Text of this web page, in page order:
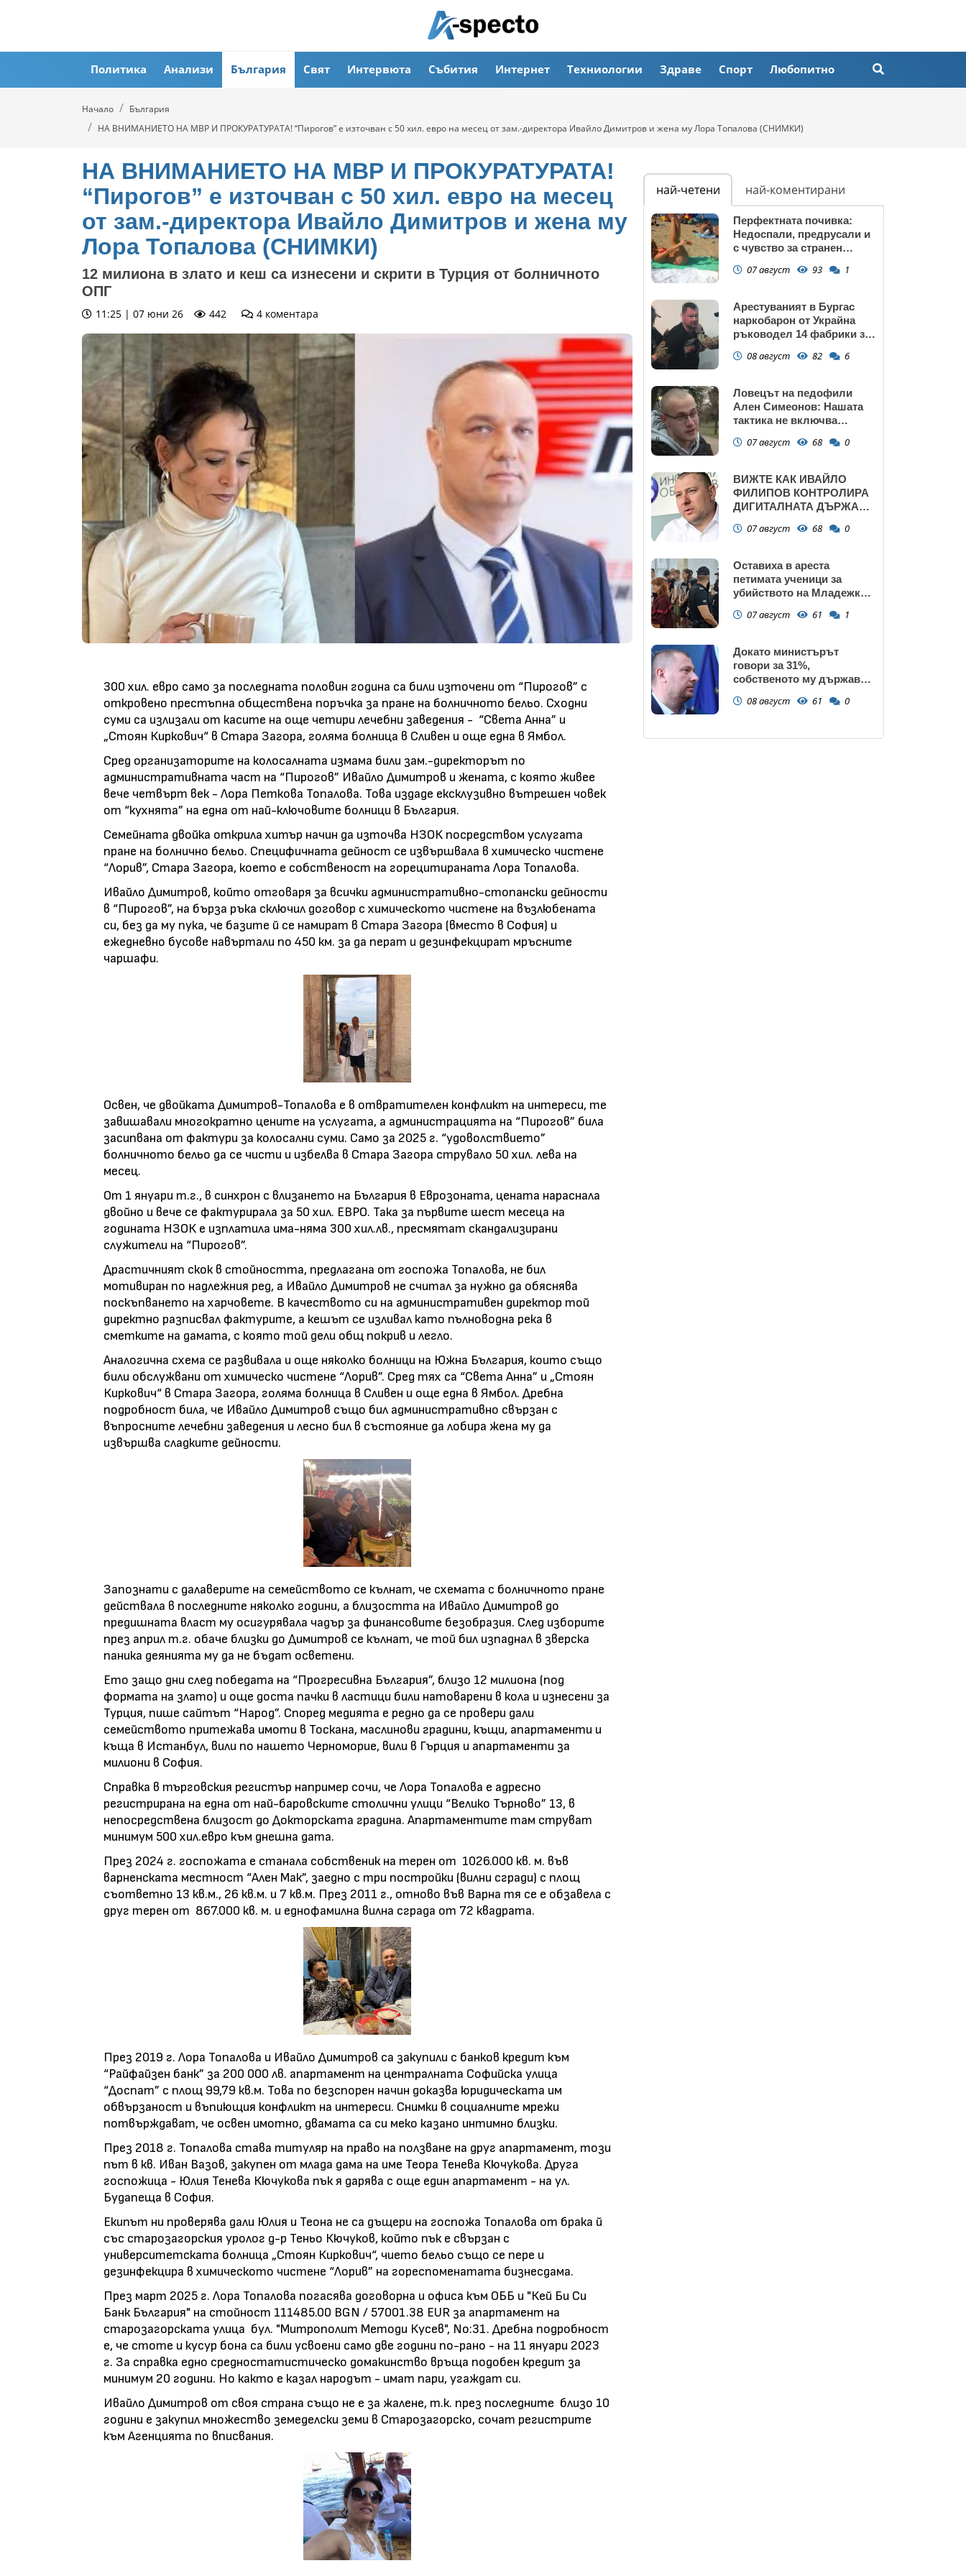
Политика Анализи България Свят Интервюта Събития Интернет Техниологии Здраве Спорт Любопитно
Начало
България
НА ВНИМАНИЕТО НА МВР И ПРОКУРАТУРАТА! “Пирогов” е източван с 50 хил. евро на месец от зам.-директора Ивайло Димитров и жена му Лора Топалова (СНИМКИ)
НА ВНИМАНИЕТО НА МВР И ПРОКУРАТУРАТА!
“Пирогов” е източван с 50 хил. евро на месец
от зам.-директора Ивайло Димитров и жена му
Лора Топалова (СНИМКИ)
12 милиона в злато и кеш са изнесени и скрити в Турция от болничното
ОПГ
11:25 | 07 юни 26 442 4 коментара
300 хил. евро само за последната половин година са били източени от “Пирогов” с
откровено престъпна обществена поръчка за пране на болничното бельо. Сходни
суми са излизали от касите на още четири лечебни заведения - “Света Анна” и
„Стоян Киркович“ в Стара Загора, голяма болница в Сливен и още една в Ямбол.
Сред организаторите на колосалната измама били зам.-директорът по
административната част на “Пирогов” Ивайло Димитров и жената, с която живее
вече четвърт век - Лора Петкова Топалова. Това издаде ексклузивно вътрешен човек
от “кухнята” на една от най-ключовите болници в България.
Семейната двойка открила хитър начин да източва НЗОК посредством услугата
пране на болнично бельо. Специфичната дейност се извършвала в химическо чистене
“Лорив”, Стара Загора, което е собственост на горецитираната Лора Топалова.
Ивайло Димитров, който отговаря за всички административно-стопански дейности
в “Пирогов”, на бърза ръка сключил договор с химическото чистене на възлюбената
си, без да му пука, че базите й се намират в Стара Загора (вместо в София) и
ежедневно бусове навъртали по 450 км. за да перат и дезинфекцират мръсните
чаршафи.
Освен, че двойката Димитров-Топалова е в отвратителен конфликт на интереси, те
завишавали многократно цените на услугата, а администрацията на “Пирогов” била
засипвана от фактури за колосални суми. Само за 2025 г. “удоволствието”
болничното бельо да се чисти и избелва в Стара Загора струвало 50 хил. лева на
месец.
От 1 януари т.г., в синхрон с влизането на България в Еврозоната, цената нараснала
двойно и вече се фактурирала за 50 хил. ЕВРО. Така за първите шест месеца на
годината НЗОК е изплатила има-няма 300 хил.лв., пресмятат скандализирани
служители на “Пирогов”.
Драстичният скок в стойността, предлагана от госпожа Топалова, не бил
мотивиран по надлежния ред, а Ивайло Димитров не считал за нужно да обяснява
поскъпването на харчовете. В качеството си на административен директор той
директно разписвал фактурите, а кешът се изливал като пълноводна река в
сметките на дамата, с която той дели общ покрив и легло.
Аналогична схема се развивала и още няколко болници на Южна България, които също
били обслужвани от химическо чистене “Лорив”. Сред тях са “Света Анна” и „Стоян
Киркович“ в Стара Загора, голяма болница в Сливен и още една в Ямбол. Дребна
подробност била, че Ивайло Димитров също бил административно свързан с
въпросните лечебни заведения и лесно бил в състояние да лобира жена му да
извършва сладките дейности.
Запознати с далаверите на семейството се кълнат, че схемата с болничното пране
действала в последните няколко години, а близостта на Ивайло Димитров до
предишната власт му осигурявала чадър за финансовите безобразия. След изборите
през април т.г. обаче близки до Димитров се кълнат, че той бил изпаднал в зверска
паника деянията му да не бъдат осветени.
Ето защо дни след победата на “Прогресивна България”, близо 12 милиона (под
формата на злато) и още доста пачки в ластици били натоварени в кола и изнесени за
Турция, пише сайтът “Народ”. Според медията е редно да се провери дали
семейството притежава имоти в Тоскана, маслинови градини, къщи, апартаменти и
къща в Истанбул, вили по нашето Черноморие, вили в Гърция и апартаменти за
милиони в София.
Справка в търговския регистър например сочи, че Лора Топалова е адресно
регистрирана на една от най-баровските столични улици “Велико Търново” 13, в
непосредствена близост до Докторската градина. Апартаментите там струват
минимум 500 хил.евро към днешна дата.
През 2024 г. госпожата е станала собственик на терен от 1026.000 кв. м. във
варненската местност “Ален Мак”, заедно с три постройки (вилни сгради) с площ
съответно 13 кв.м., 26 кв.м. и 7 кв.м. През 2011 г., отново във Варна тя се е обзавела с
друг терен от 867.000 кв. м. и еднофамилна вилна сграда от 72 квадрата.
През 2019 г. Лора Топалова и Ивайло Димитров са закупили с банков кредит към
“Райфайзен банк” за 200 000 лв. апартамент на централната Софийска улица
“Доспат” с площ 99,79 кв.м. Това по безспорен начин доказва юридическата им
обвързаност и въпиющия конфликт на интереси. Снимки в социалните мрежи
потвърждават, че освен имотно, двамата са си меко казано интимно близки.
През 2018 г. Топалова става титуляр на право на ползване на друг апартамент, този
път в кв. Иван Вазов, закупен от млада дама на име Теора Тенева Кючукова. Друга
госпожица - Юлия Тенева Кючукова пък я дарява с още един апартамент - на ул.
Будапеща в София.
Екипът ни проверява дали Юлия и Теона не са дъщери на госпожа Топалова от брака й
със старозагорския уролог д-р Теньо Кючуков, който пък е свързан с
университетската болница „Стоян Киркович“, чието бельо също се пере и
дезинфекцира в химическото чистене “Лорив” на гореспоменатата бизнесдама.
През март 2025 г. Лора Топалова погасява договорна и офиса към ОББ и "Кей Би Си
Банк България" на стойност 111485.00 BGN / 57001.38 EUR за апартамент на
старозагорската улица бул. "Митрополит Методи Кусев", No:31. Дребна подробност
е, че стоте и кусур бона са били усвоени само две години по-рано - на 11 януари 2023
г. За справка едно средностатистическо домакинство връща подобен кредит за
минимум 20 години. Но както е казал народът - имат пари, угаждат си.
Ивайло Димитров от своя страна също не е за жалене, т.к. през последните близо 10
години е закупил множество земеделски земи в Старозагорско, сочат регистрите
към Агенцията по вписвания.
най-четени най-коментирани
Перфектната почивка:
Недоспали, предрусали и
с чувство за странен
07 август 93 1
Арестуваният в Бургас
наркобарон от Украйна
ръководел 14 фабрики за
08 август 82 6
Ловецът на педофили
Ален Симеонов: Нашата
тактика не включва
07 август 68 0
ВИЖТЕ КАК ИВАЙЛО
ФИЛИПОВ КОНТРОЛИРА
ДИГИТАЛНАТА ДЪРЖАВА
ПРАВИТЕЛСТВОТО?
07 август 68 0
Оставиха в ареста
петимата ученици за
убийството на Младежкия
час, гаврили се с него и го
07 август 61 1
Докато министърът
говори за 31%,
собственото му държавно
крадецът вика дръжте
08 август 61 0